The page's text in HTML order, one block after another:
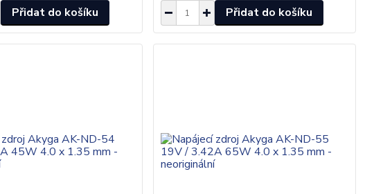
Přidat do košíku Přidat do košíku